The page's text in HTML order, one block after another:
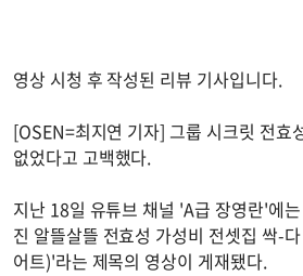
영상 시청 후 작성된 리뷰 기사입니다.
[OSEN=최지연 기자] 그룹 시크릿 전효
없었다고 고백했다.
지난 18일 유튜브 채널 'A급 장영란'에
진 알뜰살뜰 전효성 가성비 전셋집 싹-
어트)'라는 제목의 영상이 게재됐다.